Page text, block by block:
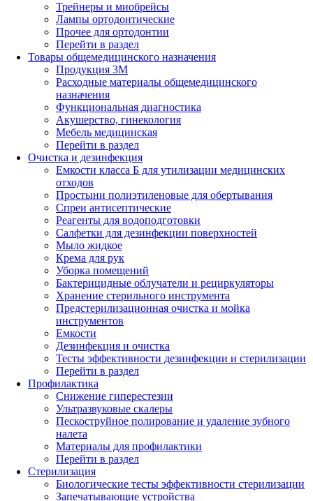
Трейнеры и миобрейсы
Лампы ортодонтические
Прочее для ортодонтии
Перейти в раздел
Товары общемедицинского назначения
Продукция 3М
Расходные материалы общемедицинского
назначения
Функциональная диагностика
Акушерство, гинекология
Мебель медицинская
Перейти в раздел
Очистка и дезинфекция
Емкости класса Б для утилизации медицинских
отходов
Простыни полиэтиленовые для обертывания
Спреи антисептические
Реагенты для водоподготовки
Салфетки для дезинфекции поверхностей
Мыло жидкое
Крема для рук
Уборка помещений
Бактерицидные облучатели и рециркуляторы
Хранение стерильного инструмента
Предстерилизационная очистка и мойка
инструментов
Емкости
Дезинфекция и очистка
Тесты эффективности дезинфекции и стерилизации
Перейти в раздел
Профилактика
Снижение гиперестезии
Ультразвуковые скалеры
Пескоструйное полирование и удаление зубного
налета
Материалы для профилактики
Перейти в раздел
Стерилизация
Биологические тесты эффективности стерилизации
Запечатывающие устройства